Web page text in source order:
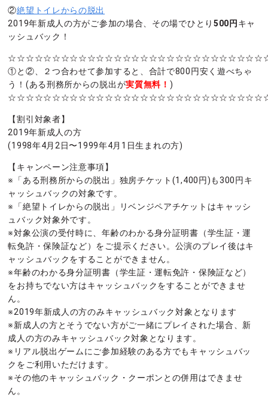
②絶望トイレからの脱出
2019年新成人の方がご参加の場合、その場でひとり 500円 キャ
ッシュバック！
①と②、２つ合わせて参加すると、合計で800円安く遊べちゃ
う！(ある刑務所からの脱出が実質無料！ )
【割引対象者】
2019年新成人の方
(1998年4月2日〜1999年4月1日生まれの方)
【キャンペーン注意事項】
※「ある刑務所からの脱出」独房チケット(1,400円)も300円キ
ャッシュバックの対象です。
※「絶望トイレからの脱出」リベンジペアチケットはキャッシ
ュバック対象外です。
※対象公演の受付時に、年齢のわかる身分証明書（学生証・運
転免許・保険証など）をご提示ください。公演のプレイ後はキ
ャッシュバックをすることができません。
※年齢のわかる身分証明書（学生証・運転免許・保険証など）
をお持ちでない方はキャッシュバックをすることができませ
ん。
※2019年新成人の方のみキャッシュバック対象となります
※新成人の方とそうでない方がご一緒にプレイされた場合、新
成人の方のみキャッシュバック対象となります。
※リアル脱出ゲームにご参加経験のある方でもキャッシュバッ
クをご利用いただけます。
※その他のキャッシュバック・クーポンとの併用はできませ
ん。